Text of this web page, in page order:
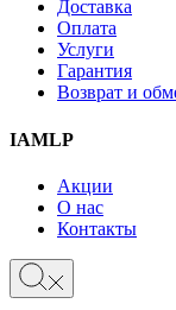
Доставка
Оплата
Услуги
Гарантия
Возврат и
IAMLP
Акции
О нас
Контакты